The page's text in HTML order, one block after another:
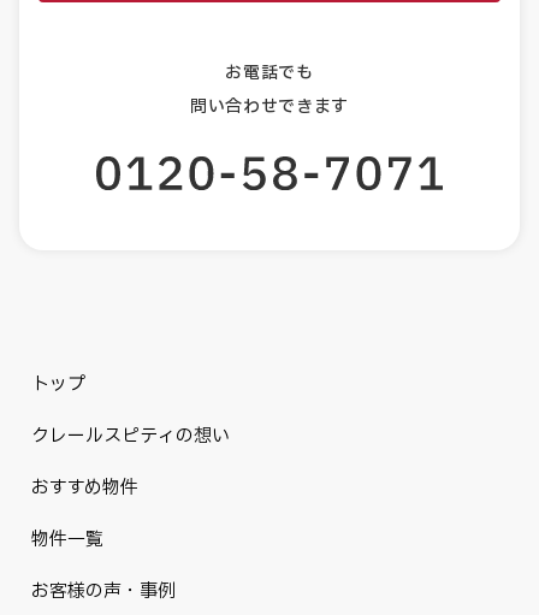
お電話でも
問い合わせできます
トップ
クレールスピティの想い
おすすめ物件
物件一覧
お客様の声・事例